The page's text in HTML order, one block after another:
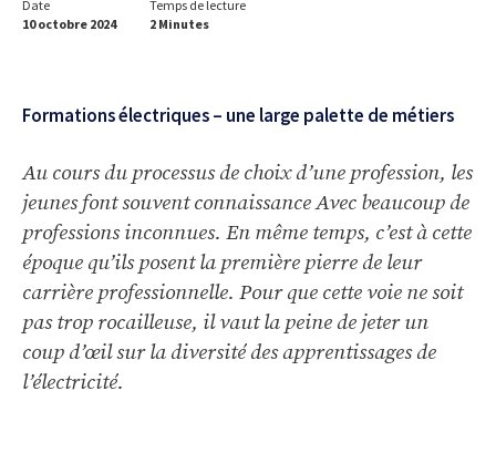
Date
10 octobre 2024
Temps de lecture
2 Minutes
Formations électriques – une large palette de métiers
Au cours du processus de choix d’une profession, les
jeunes font souvent connaissance Avec beaucoup de
professions inconnues. En même temps, c’est à cette
époque qu’ils posent la première pierre de leur
carrière professionnelle. Pour que cette voie ne soit
pas trop rocailleuse, il vaut la peine de jeter un
coup d’œil sur la diversité des apprentissages de
l’électricité.